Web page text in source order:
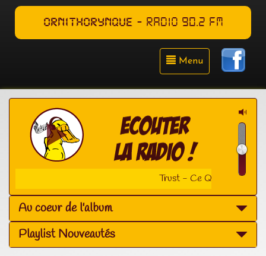
ORNITHORYNQUE - RADIO 90.2 FM
Menu
Trust - Ce Que Tu Donnes
Au coeur de l'album
Playlist Nouveautés